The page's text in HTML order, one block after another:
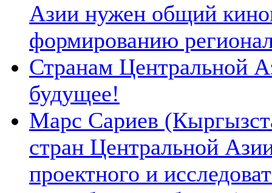
Азии нужен общий
формированию
Странам Центральной
будущее!
Марс Сариев
стран Центральной
проектного и